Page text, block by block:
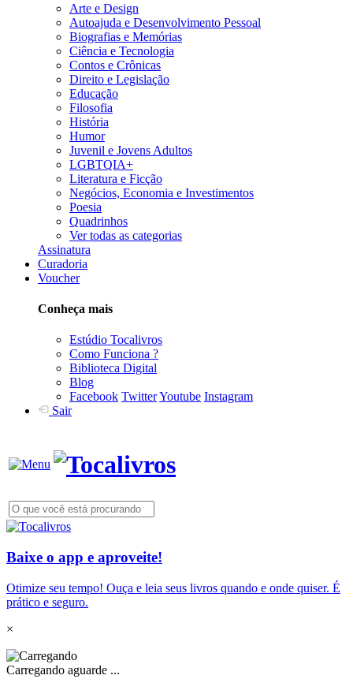
Arte e Design
Autoajuda e Desenvolvimento Pessoal
Biografias e Memórias
Ciência e Tecnologia
Contos e Crônicas
Direito e Legislação
Educação
Filosofia
História
Humor
Juvenil e Jovens Adultos
LGBTQIA+
Literatura e Ficção
Negócios, Economia e Investimentos
Poesia
Quadrinhos
Ver todas as categorias
Assinatura
Curadoria
Voucher
Conheça mais
Estúdio Tocalivros
Como Funciona ?
Biblioteca Digital
Blog
Facebook TwitterYoutube Instagram
Sair
Baixe o app e aproveite!
Otimize seu tempo! Ouça e leia seus livros quando e onde quiser. É
prático e seguro.
×
Carregando aguarde ...